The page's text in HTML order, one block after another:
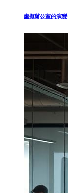
虛擬辦公室的演